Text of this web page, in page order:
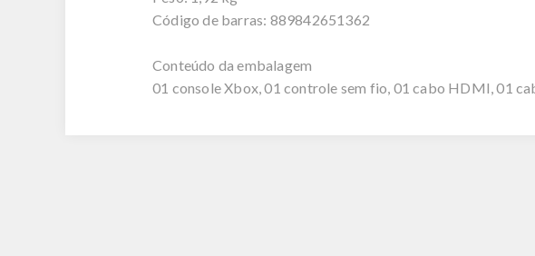
Código de barras: 889842651362
Conteúdo da embalagem
01 console Xbox, 01 controle sem fio, 01 cabo HDMI, 01